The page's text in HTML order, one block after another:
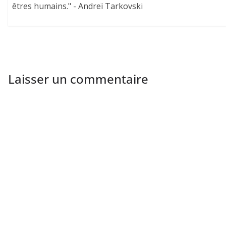
êtres humains." - Andreï Tarkovski
Laisser un commentaire